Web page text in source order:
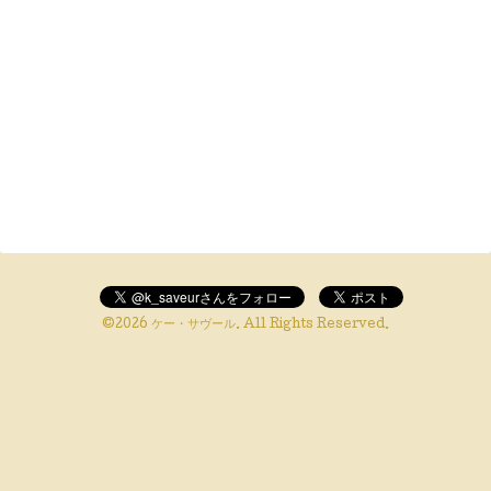
©2026 ケー・サヴール. All Rights Reserved.